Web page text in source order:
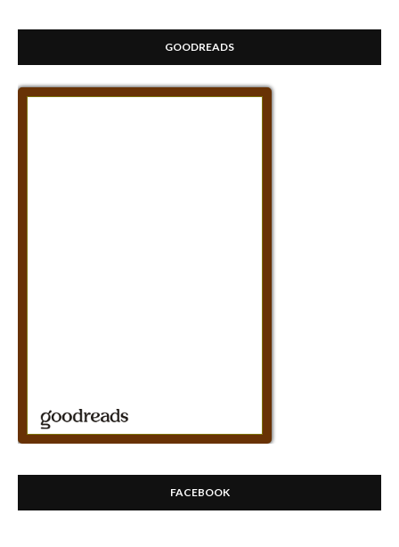
GOODREADS
FACEBOOK